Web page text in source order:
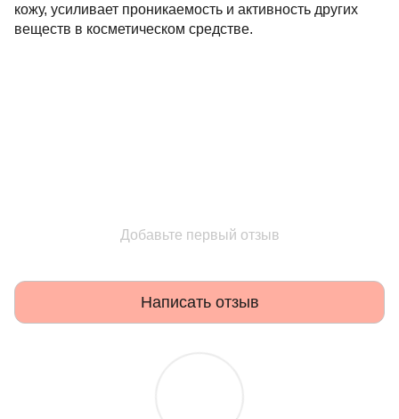
кожу, усиливает проникаемость и активность других
веществ в косметическом средстве.
Добавьте первый отзыв
Написать отзыв